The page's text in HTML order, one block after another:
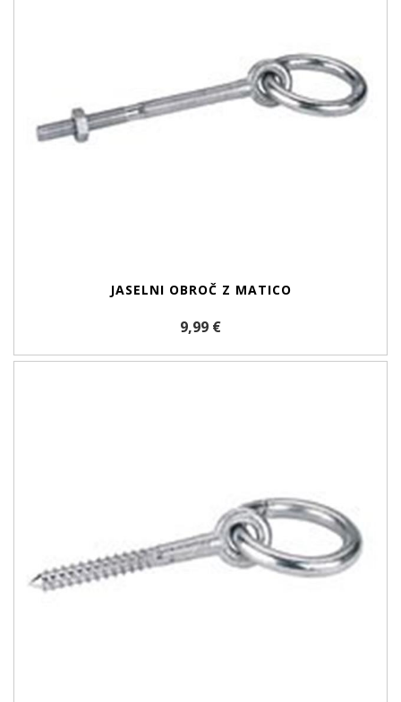
JASELNI OBROČ Z MATICO
9,99 €